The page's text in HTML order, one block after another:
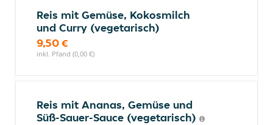
Reis mit Gemüse, Kokosmilch
und Curry (vegetarisch)
9,50 €
inkl. Pfand (0,00 €)
Reis mit Ananas, Gemüse und
Süß-Sauer-Sauce (vegetarisch)